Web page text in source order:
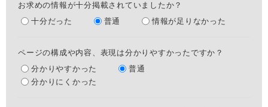
お求めの情報が十分掲載されていましたか？
十分だった
普通 情報が足りなかった
ページの構成や内容、表現は分かりやすかったですか？
分かりやすかった
普通
分かりにくかった